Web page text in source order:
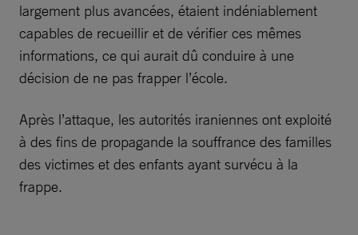
largement plus avancées, étaient indéniablement
capables de recueillir et de vérifier ces mêmes
informations, ce qui aurait dû conduire à une
décision de ne pas frapper l’école.
Après l’attaque, les autorités iraniennes ont exploité
à des fins de propagande la souffrance des familles
des victimes et des enfants ayant survécu à la
frappe.